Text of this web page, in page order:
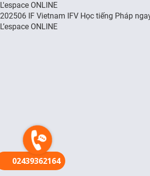
L'espace ONLINE
202506 IF Vietnam IFV Học tiếng Pháp
L’espace ONLINE
02439362164